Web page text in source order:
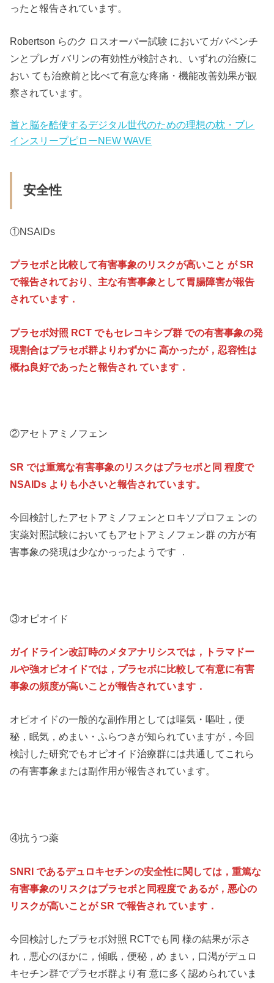
ったと報告されています。
Robertson らのク ロスオーバー試験 においてガバペンチ
ンとプレガ バリンの有効性が検討され、いずれの治療に
おい ても治療前と比べて有意な疼痛・機能改善効果が観
察されています。
首と脳を酷使するデジタル世代のための理想の枕・ブレ
インスリープピローNEW WAVE
安全性
①NSAIDs
プラセボと比較して有害事象のリスクが高いこと が SR
で報告されており、主な有害事象として胃腸障害が報告
されています．
プラセボ対照 RCT でもセレコキシブ群 での有害事象の発
現割合はプラセボ群よりわずかに 高かったが，忍容性は
概ね良好であったと報告され ています．
②アセトアミノフェン
SR では重篤な有害事象のリスクはプラセボと同 程度で
NSAIDs よりも小さいと報告されています。
今回検討したアセトアミノフェンとロキソプロフェ ンの
実薬対照試験においてもアセトアミノフェン群 の方が有
害事象の発現は少なかっったようです ．
③オピオイド
ガイドライン改訂時のメタアナリシスでは，トラマドー
ルや強オピオイドでは，プラセボに比較して有意に有害
事象の頻度が高いことが報告されています．
オピオイドの一般的な副作用としては嘔気・嘔吐，便
秘，眠気，めまい・ふらつきが知られていますが，今回
検討した研究でもオピオイド治療群には共通してこれら
の有害事象または副作用が報告されています。
④抗うつ薬
SNRI であるデュロキセチンの安全性に関しては，重篤な
有害事象のリスクはプラセボと同程度で あるが，悪心の
リスクが高いことが SR で報告され ています．
今回検討したプラセボ対照 RCTでも同 様の結果が示さ
れ，悪心のほかに，傾眠，便秘，め まい，口渇がデュロ
キセチン群でプラセボ群より有 意に多く認められていま